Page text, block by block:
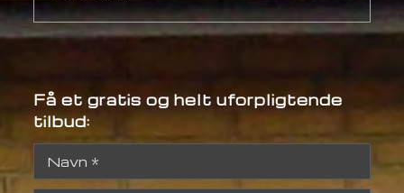
Få et gratis og helt uforpligtende
tilbud: